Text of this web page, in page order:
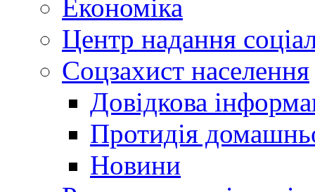
Економіка
Центр надання
Соцзахист населення
Довідкова
Протидія
Новини